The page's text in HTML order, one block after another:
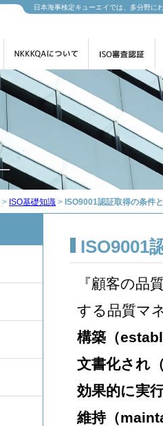
日本海事検定キューエイでは、多分野に
> ISO基礎知識 > ISO9001認証取得の条件
ISO9001
『顧客の品
する品質マ
構築（
文書化され
効果的に実
維持（